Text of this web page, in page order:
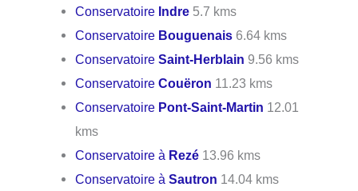
Conservatoire Indre 5.7 kms
Conservatoire Bouguenais 6.64 kms
ConservatoireSaint-Herblain 9.56 kms
ConservatoireCouëron 11.23 kms
Conservatoire Pont-Saint-Martin 12.01
kms
Conservatoire à Rezé 13.96 kms
Conservatoire àSautron 14.04 kms